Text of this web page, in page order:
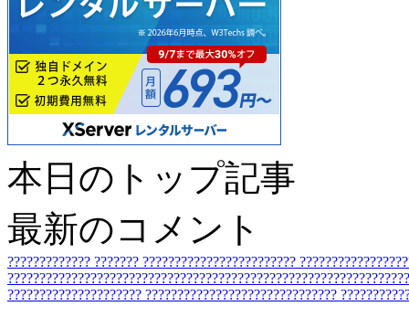
本日のトップ記事
最新のコメント
????????????? ??????? ????????????????????????
????????????????????? ??????????????????????????????